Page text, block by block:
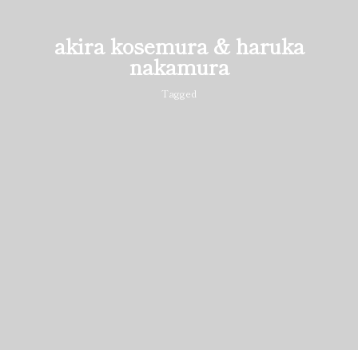
akira kosemura & haruka
nakamura
Tagged